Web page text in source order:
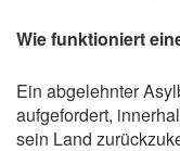
Wie funktioniert
Ein abgelehnter
aufgefordert,
sein Land